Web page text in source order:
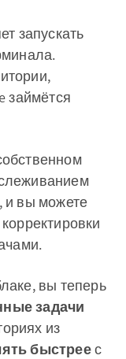
запускать
займётся
и вы можете
вы теперь
задачи
из
быстреес